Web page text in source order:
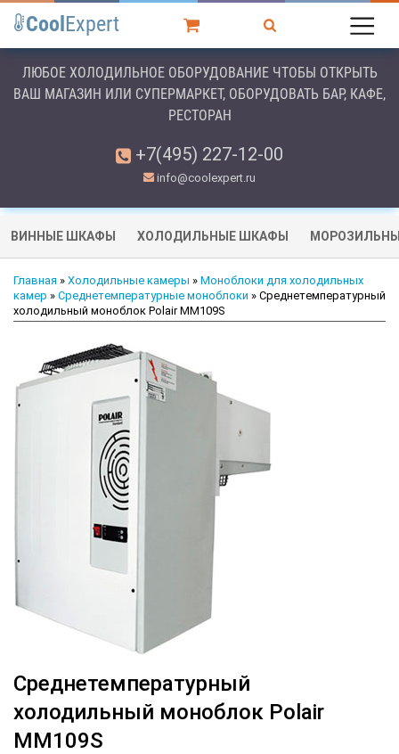
Cool Expert
ЛЮБОЕ ХОЛОДИЛЬНОЕ ОБОРУДОВАНИЕ ЧТОБЫ ОТКРЫТЬ
ВАШ МАГАЗИН ИЛИ СУПЕРМАРКЕТ, ОБОРУДОВАТЬ БАР, КАФЕ,
РЕСТОРАН
+7(495) 227-12-00
info@coolexpert.ru
ВИННЫЕ ШКАФЫ ХОЛОДИЛЬНЫЕ ШКАФЫ
Главная » Холодильные камеры » Моноблоки для холодильных
камер » Среднетемпературные моноблоки » Среднетемпературный
холодильный моноблок Polair MM109S
Среднетемпературный
холодильный моноблок Polair
MM109S